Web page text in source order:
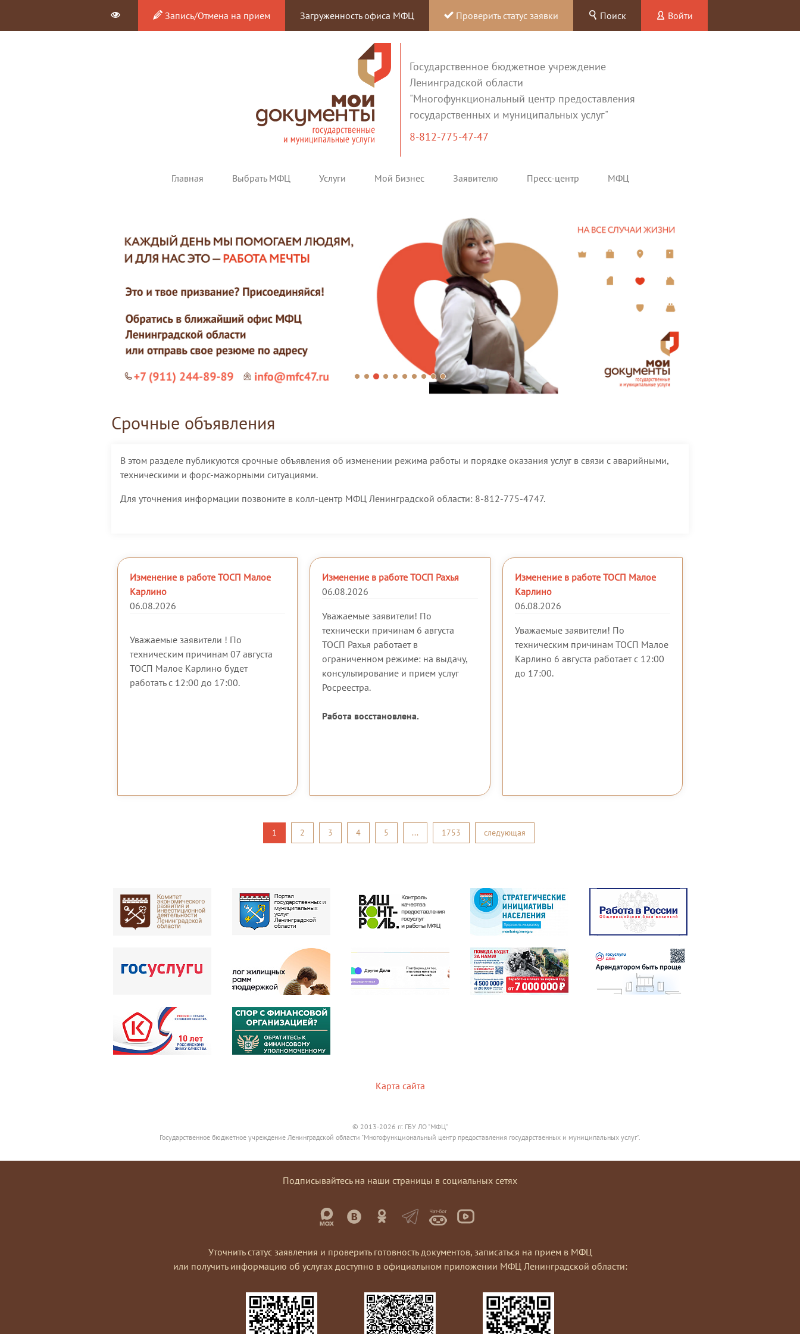
Запись/Отмена на прием Загруженность офиса МФЦ Проверить статус заявки Поиск Войти
Государственное бюджетное учреждение
Ленинградской области
"Многофункциональный центр предоставления
государственных и муниципальных услуг"
8-812-775-47-47
Главная Выбрать МФЦ Услуги Мой Бизнес Заявителю Пресс-центр МФЦ
Срочные объявления
В этом разделе публикуются срочные объявления об изменении режима работы и порядке оказания услуг в связи с аварийными,
техническими и форс-мажорными ситуациями.
Для уточнения информации позвоните в колл-центр МФЦ Ленинградской области: 8-812-775-4747.
Изменение в работе ТОСП Малое
Карлино
06.08.2026
Уважаемые заявители ! По
техническим причинам 07 августа
ТОСП Малое Карлино будет
работать с 12:00 до 17:00.
Изменение в работе ТОСП Рахья
06.08.2026
Уважаемые заявители! По
технически причинам 6 августа
ТОСП Рахья работает в
ограниченном режиме: на выдачу,
консультирование и прием услуг
Росреестра.
Работа восстановлена.
Изменение в работе ТОСП Малое
Карлино
06.08.2026
Уважаемые заявители! По
техническим причинам ТОСП Малое
Карлино 6 августа работает с 12:00
до 17:00.
1 2 3 4 5 ... 1753 следующая
Карта сайта
© 2013-2026 гг. ГБУ ЛО "МФЦ"
Государственное бюджетное учреждение Ленинградской области "Многофункциональный центр предоставления государственных и муниципальных услуг".
Подписывайтесь на наши страницы в социальных сетях
Уточнить статус заявления и проверить готовность документов, записаться на прием в МФЦ
или получить информацию об услугах доступно в официальном приложении МФЦ Ленинградской области: